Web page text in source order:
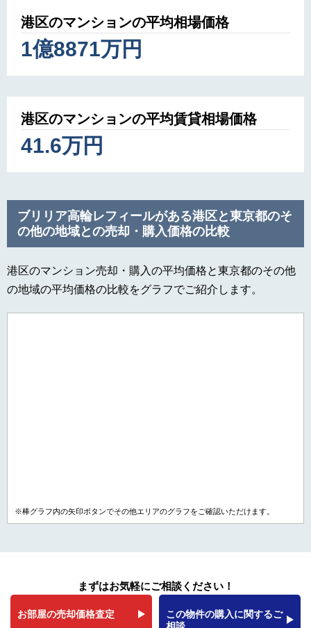
港区のマンションの平均相場価格
1億8871万円
港区のマンションの平均賃貸相場価格
41.6万円
ブリリア高輪レフィールがある港区と東京都のそ
の他の地域との売却・購入価格の比較
港区のマンション売却・購入の平均価格と東京都のその他
の地域の平均価格の比較をグラフでご紹介します。
※棒グラフ内の矢印ボタンでその他エリアのグラフをご確認いただけます。
まずはお気軽にご相談ください！
お部屋の売却価格査定
この物件の購入に関するご